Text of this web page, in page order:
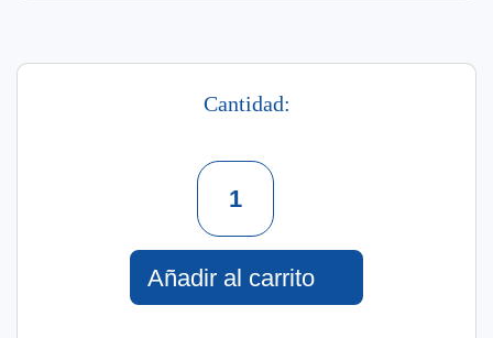
Cantidad:
Repair
Shine
Remedy
Shampoo
Añadir al carrito